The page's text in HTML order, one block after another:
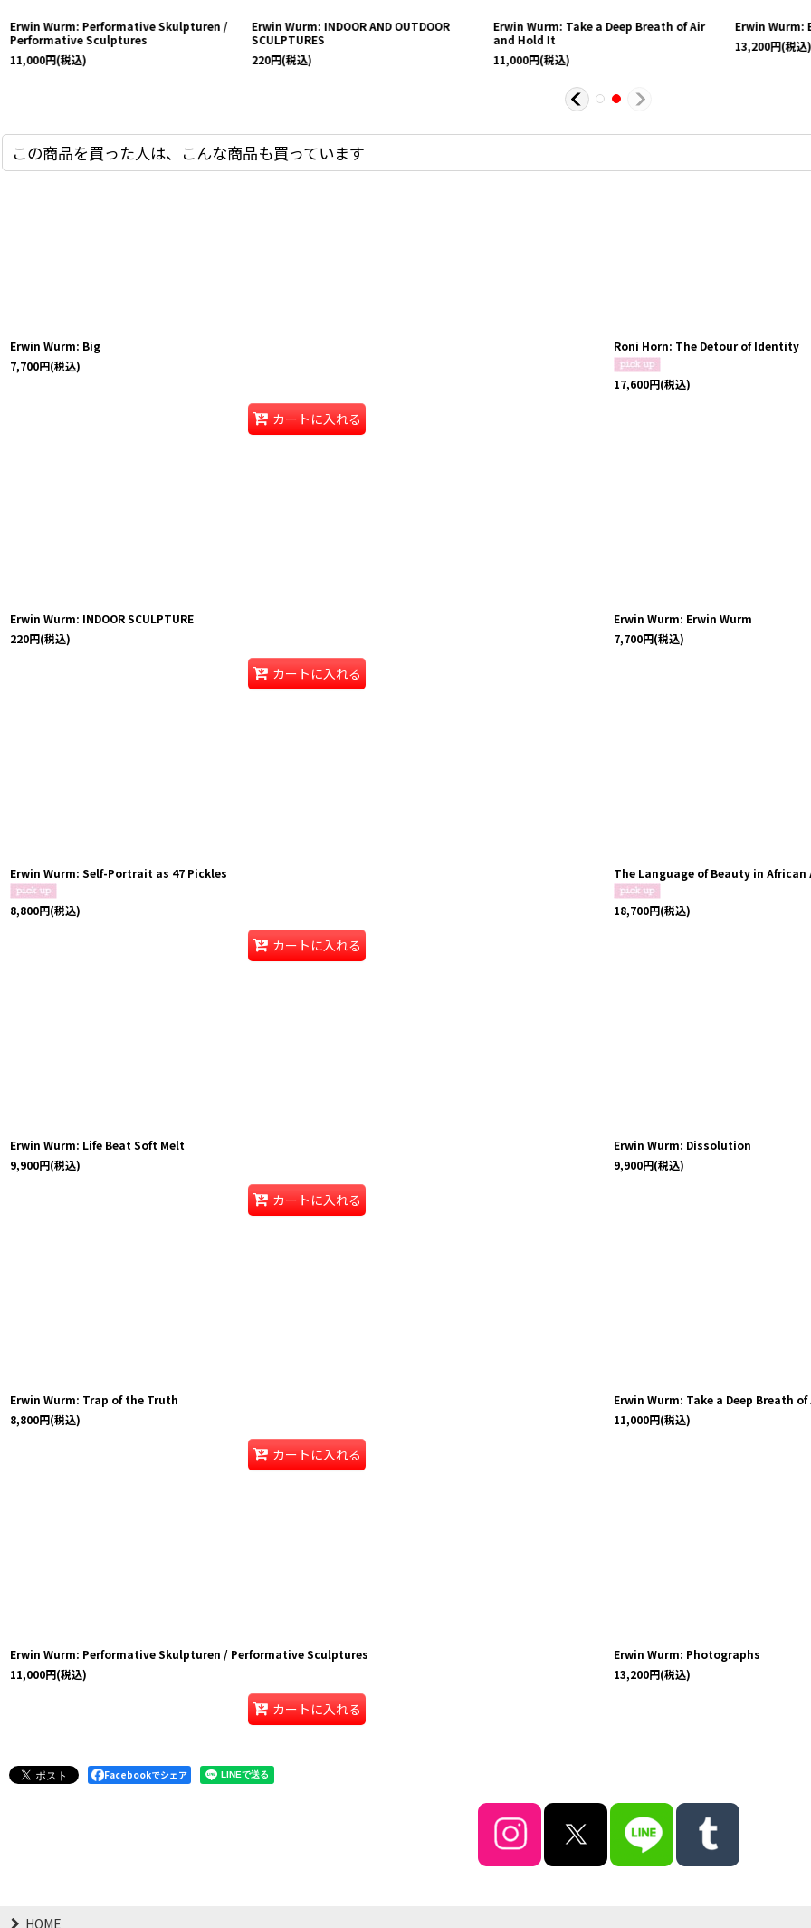
Erwin Wurm: Performative Skulpturen /
Performative Sculptures
11,000円(税込)
Erwin Wurm: INDOOR AND OUTDOOR
SCULPTURES
220円(税込)
Erwin Wurm: Take a Deep Breath of Air
and Hold It
11,000円(税込)
Erwin Wurm:
13,200円(税込)
この商品を買った人は、こんな商品も買っています
Erwin Wurm: Big
7,700円(税込)
カートに入れる
Roni Horn: The Detour of Identity
17,600円(税込)
Erwin Wurm: INDOOR SCULPTURE
220円(税込)
カートに入れる
Erwin Wurm: Erwin Wurm
7,700円(税込)
Erwin Wurm: Self-Portrait as 47 Pickles
8,800円(税込)
カートに入れる
The Language of Beauty in African
18,700円(税込)
Erwin Wurm: Life Beat Soft Melt
9,900円(税込)
カートに入れる
Erwin Wurm: Dissolution
9,900円(税込)
Erwin Wurm: Trap of the Truth
8,800円(税込)
カートに入れる
Erwin Wurm: Take a Deep Breath
11,000円(税込)
Erwin Wurm: Performative Skulpturen / Performative Sculptures
11,000円(税込)
カートに入れる
Erwin Wurm: Photographs
13,200円(税込)
Facebookでシェア
HOME